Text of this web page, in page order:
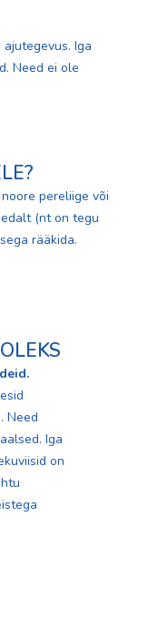
Iga
Need ei ole
pereliige või
(nt on tegu
rääkida.
Need
Iga
on